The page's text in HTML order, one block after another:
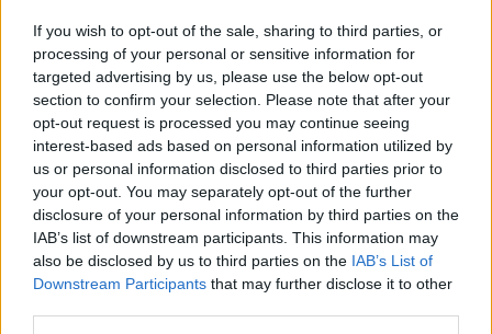
If you wish to opt-out of the sale, sharing to third parties, or
processing of your personal or sensitive information for
targeted advertising by us, please use the below opt-out
section to confirm your selection. Please note that after your
opt-out request is processed you may continue seeing
interest-based ads based on personal information utilized by
us or personal information disclosed to third parties prior to
your opt-out. You may separately opt-out of the further
disclosure of your personal information by third parties on the
IAB’s list of downstream participants. This information may
also be disclosed by us to third parties on the IAB’s List of
Downstream Participants that may further disclose it to other
wyłączyć? Tak, zajmuje to chwilę spędzoną na kilkaniu
przełączników na kierownicy. Problem polega na tym,
że po każdym odpaleniu silnika (przerwa w trasie na
kawę, tankowanie...) sytuacja się powtarza i
procedurę wyłączania trzeba przeprowadzać jeszcze
raz. BARDZO irytujące.
Optymalny silnik?